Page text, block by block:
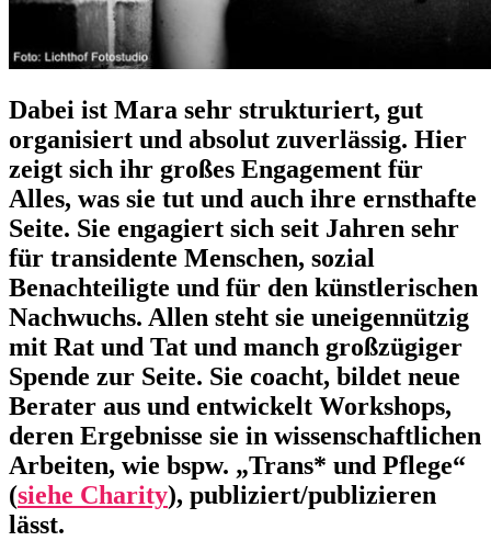
Dabei ist Mara sehr strukturiert, gut
organisiert und absolut zuverlässig. Hier
zeigt sich ihr großes Engagement für
Alles, was sie tut und auch ihre ernsthafte
Seite. Sie engagiert sich seit Jahren sehr
für transidente Menschen, sozial
Benachteiligte und für den künstlerischen
Nachwuchs. Allen steht sie uneigennützig
mit Rat und Tat und manch großzügiger
Spende zur Seite. Sie coacht, bildet neue
Berater aus und entwickelt Workshops,
deren Ergebnisse sie in wissenschaftlichen
Arbeiten, wie bspw. „Trans* und Pflege“
(siehe Charity), publiziert/publizieren
lässt.